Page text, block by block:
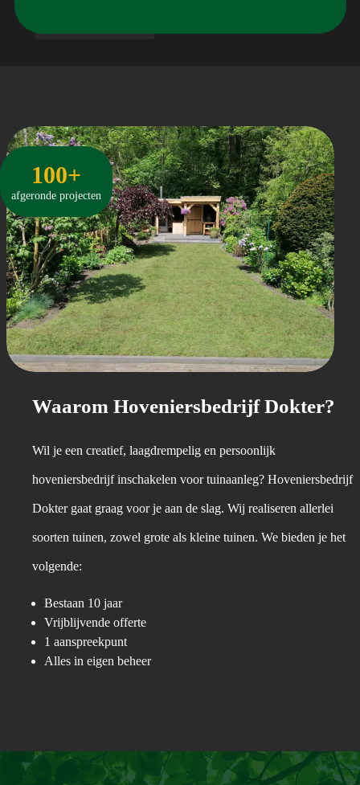
100+
afgeronde projecten
Waarom Hoveniersbedrijf Dokter?
Wil je een creatief, laagdrempelig en persoonlijk
hoveniersbedrijf inschakelen voor tuinaanleg? Hoveniersbedrijf
Dokter gaat graag voor je aan de slag. Wij realiseren allerlei
soorten tuinen, zowel grote als kleine tuinen. We bieden je het
volgende:
Bestaan 10 jaar
Vrijblijvende offerte
1 aanspreekpunt
Alles in eigen beheer